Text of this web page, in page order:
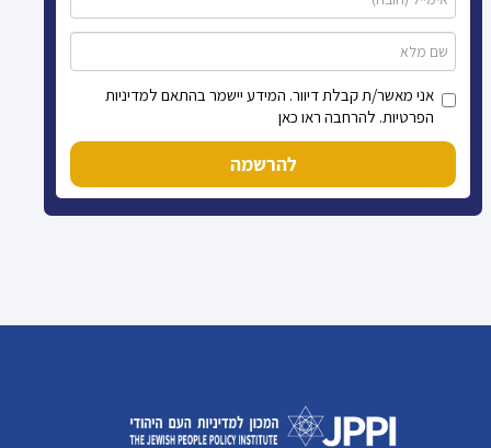
אני מאשר/ת קבלת דיוור. המידע יישמר בהתאם למדיניות
הפרטיות. להרחבה ראו כאן
להרשמה